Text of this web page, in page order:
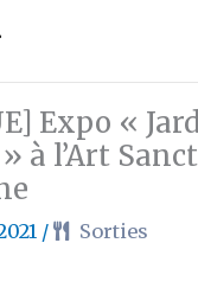
Expo «
à l’Art
/ Sorties